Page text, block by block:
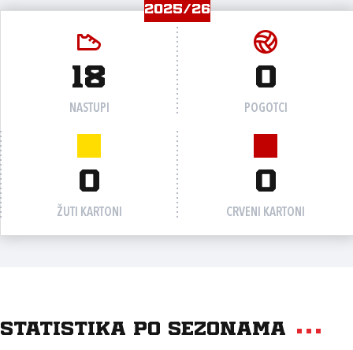
2025/26
18
NASTUPI
0
POGOTCI
0
ŽUTI KARTONI
0
CRVENI KARTONI
Statistika po sezonama